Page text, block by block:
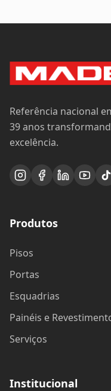
Referência nacional
39 anos
excelência.
Produtos
Pisos
Portas
Esquadrias
Painéis e
Serviços
Institucional